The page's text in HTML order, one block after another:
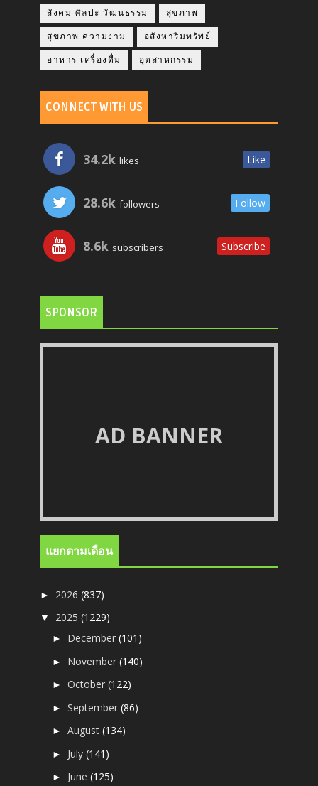
สังคม ศิลปะ วัฒนธรรม สุขภาพ
สุขภาพ ความงาม อสังหาริมทรัพย์
อาหาร เครื่องดื่ม อุตสาหกรรม
CONNECT WITH US
34.2k likes Like
28.6k followers Follow
8.6k subscribers Subscribe
SPONSOR
AD BANNER
แยกตามเดือน
► 2026(837)
▼ 2025(1229)
► December(101)
► November(140)
►October(122)
►September(86)
►August(134)
► July(141)
► June(125)